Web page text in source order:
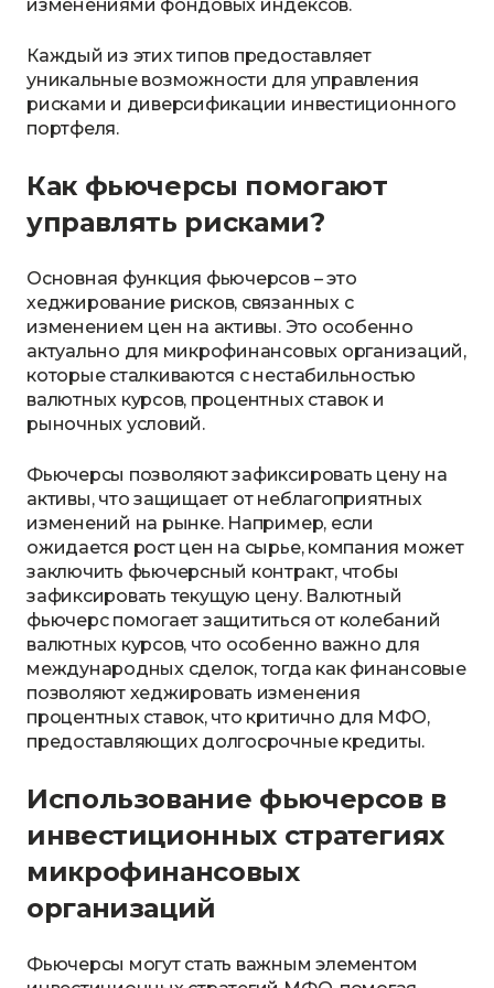
изменениями фондовых индексов.
Каждый из этих типов предоставляет
уникальные возможности для управления
рисками и диверсификации инвестиционного
портфеля.
Как фьючерсы помогают
управлять рисками?
Основная функция фьючерсов – это
хеджирование рисков, связанных с
изменением цен на активы. Это особенно
актуально для микрофинансовых организаций,
которые сталкиваются с нестабильностью
валютных курсов, процентных ставок и
рыночных условий.
Фьючерсы позволяют зафиксировать цену на
активы, что защищает от неблагоприятных
изменений на рынке. Например, если
ожидается рост цен на сырье, компания может
заключить фьючерсный контракт, чтобы
зафиксировать текущую цену. Валютный
фьючерс помогает защититься от колебаний
валютных курсов, что особенно важно для
международных сделок, тогда как финансовые
позволяют хеджировать изменения
процентных ставок, что критично для МФО,
предоставляющих долгосрочные кредиты.
Использование фьючерсов в
инвестиционных стратегиях
микрофинансовых
организаций
Фьючерсы могут стать важным элементом